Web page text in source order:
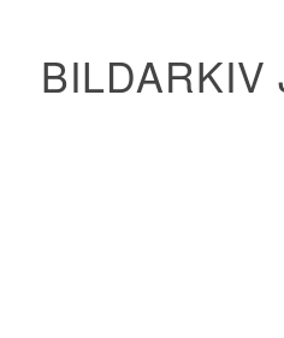
BILDARKIV